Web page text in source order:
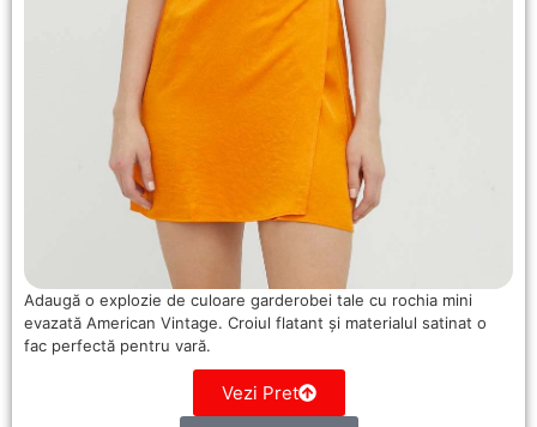
Adaugă o explozie de culoare garderobei tale cu rochia mini
evazată American Vintage. Croiul flatant și materialul satinat o
fac perfectă pentru vară.
Vezi Pret